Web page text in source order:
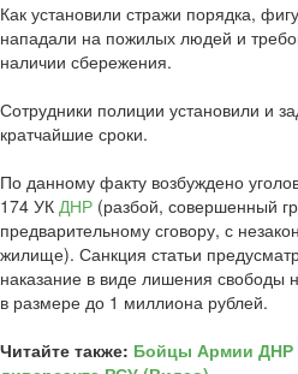
Как установили стражи порядка,
нападали на пожилых людей и
наличии сбережения.
Сотрудники полиции установили и
кратчайшие сроки.
По данному факту возбуждено
174 УК ДНР (разбой, совершенный
предварительному сговору, с
жилище). Санкция статьи
наказание в виде лишения свободы
в размере до 1 миллиона рублей.
Читайте также: Бойцы Армии ДНР